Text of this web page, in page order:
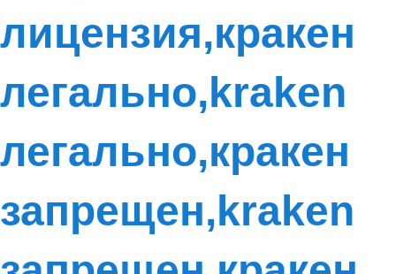
лицензия,кракен
легально,kraken
легально,кракен
запрещен,kraken